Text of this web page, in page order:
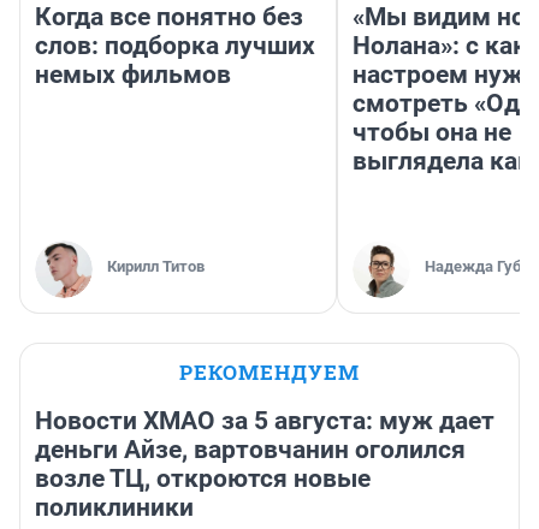
Когда все понятно без
слов: подборка лучших
немых фильмов
Кирилл Титов
«Мы видим
Нолана»: с
настроем
смотреть
чтобы она не
выглядела как
Надежда
РЕКОМЕНДУЕМ
Новости ХМАО за 5 августа: муж дает
деньги Айзе, вартовчанин оголился
возле ТЦ, откроются новые
поликлиники